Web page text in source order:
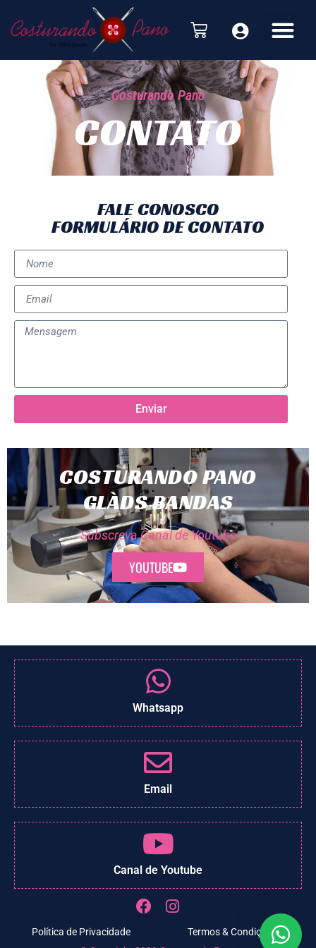
Costurando Pano
CONTATO
FALE CONOSCO
FORMULÁRIO DE CONTATO
Enviar
COSTURANDO PANO
GLÀDS BANDAS
Subscreva Canal de Youtube
YOUTUBE
Whatsapp
Email
Canal de Youtube
Política de Privacidade
Termos & Condições